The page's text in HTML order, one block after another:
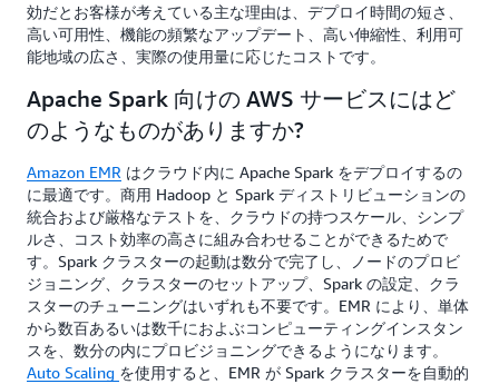
効だとお客様が考えている主な理由は、デプロイ時間の短さ、
高い可用性、機能の頻繁なアップデート、高い伸縮性、利用可
能地域の広さ、実際の使用量に応じたコストです。
Apache Spark 向けの AWS サービスにはど
のようなものがありますか?
Amazon EMR はクラウド内に Apache Spark をデプロイするの
に最適です。商用 Hadoop と Spark ディストリビューションの
統合および厳格なテストを、クラウドの持つスケール、シンプ
ルさ、コスト効率の高さに組み合わせることができるためで
す。Spark クラスターの起動は数分で完了し、ノードのプロビ
ジョニング、クラスターのセットアップ、Spark の設定、クラ
スターのチューニングはいずれも不要です。EMR により、単体
から数百あるいは数千におよぶコンピューティングインスタン
スを、数分の内にプロビジョニングできるようになります。
Auto Scaling を使用すると、EMR が Spark クラスターを自動的